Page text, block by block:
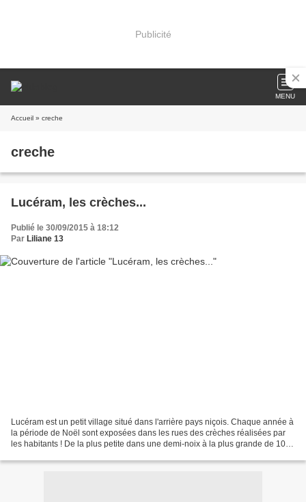
Publicité
MENU
Accueil » creche
creche
Lucéram, les crèches...
Publié le 30/09/2015 à 18:12
Par Liliane 13
Lucéram est un petit village situé dans l'arrière pays niçois. Chaque année à
la période de Noël sont exposées dans les rues des crèches réalisées par
les habitants ! De la plus petite dans une demi-noix à la plus grande de 10 m